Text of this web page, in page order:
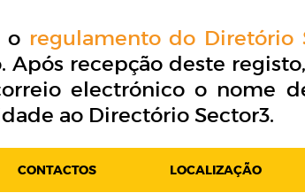
o regulamento do Diretório
Após recepção deste
electrónico o nome
ao Directório Sector3.
CONTACTOS LOCALIZAÇÃO